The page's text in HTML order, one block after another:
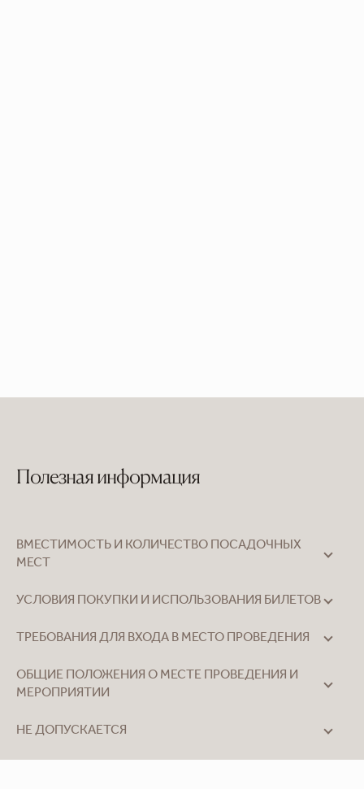
Полезная информация
ВМЕСТИМОСТЬ И КОЛИЧЕСТВО ПОСАДОЧНЫХ
МЕСТ
УСЛОВИЯ ПОКУПКИ И ИСПОЛЬЗОВАНИЯ БИЛЕТОВ
ТРЕБОВАНИЯ ДЛЯ ВХОДА В МЕСТО ПРОВЕДЕНИЯ
ОБЩИЕ ПОЛОЖЕНИЯ О МЕСТЕ ПРОВЕДЕНИЯ И
МЕРОПРИЯТИИ
НЕ ДОПУСКАЕТСЯ